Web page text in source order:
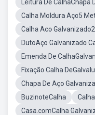
Leitura De CalhaChapa
Calha Moldura Aço5
Calha Aco
DutoAço Galvanizado
Emenda De
Fixação Calha
Chapa De Aço
BuzinoteCalha
Casa.comCalha